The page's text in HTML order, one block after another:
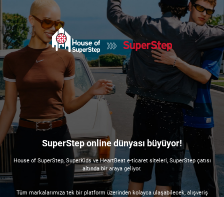
SuperStep online dünyası büyüyor!
House of SuperStep, SuperKids ve HeartBeat e-ticaret siteleri, SuperStep çatısı
altında bir araya geliyor.
Tüm markalarımıza tek bir platform üzerinden kolayca ulaşabilecek, alışveriş